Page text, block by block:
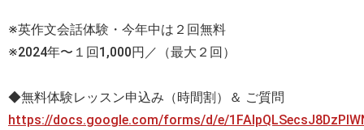
※英作文会話体験・今年中は２回無料
※2024年〜１回1,000円／（最大２回）
◆無料体験レッスン申込み（時間割）＆ ご質問
https://docs.google.com/forms/d/e/